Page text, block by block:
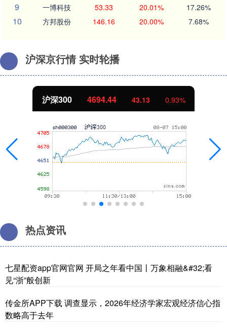
9 一博科技 53.33 20.01% 17.26%
10 方邦股份 146.16 20.00% 7.68%
沪深京行情 实时轮播
北证50 1134.24 11.37 1.01%
热点资讯
七星配资app官网官网 开局之年看中国丨万象相融&#32;看
见“浙”般创新
传金所APP下载 调查显示，2026年经济学家宏观经济信心指
数略高于去年